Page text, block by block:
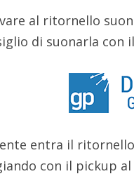
al ritornello
di suonarla con il
entra il
con il pickup al